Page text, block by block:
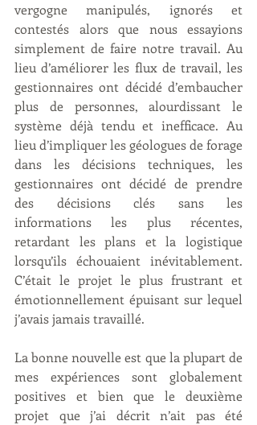
vergogne manipulés, ignorés et
contestés alors que nous essayions
simplement de faire notre travail. Au
lieu d’améliorer les flux de travail, les
gestionnaires ont décidé d’embaucher
plus de personnes, alourdissant le
système déjà tendu et inefficace. Au
lieu d’impliquer les géologues de forage
dans les décisions techniques, les
gestionnaires ont décidé de prendre
des décisions clés sans les
informations les plus récentes,
retardant les plans et la logistique
lorsqu’ils échouaient inévitablement.
C’était le projet le plus frustrant et
émotionnellement épuisant sur lequel
j’avais jamais travaillé.
La bonne nouvelle est que la plupart de
mes expériences sont globalement
positives et bien que le deuxième
projet que j’ai décrit n’ait pas été